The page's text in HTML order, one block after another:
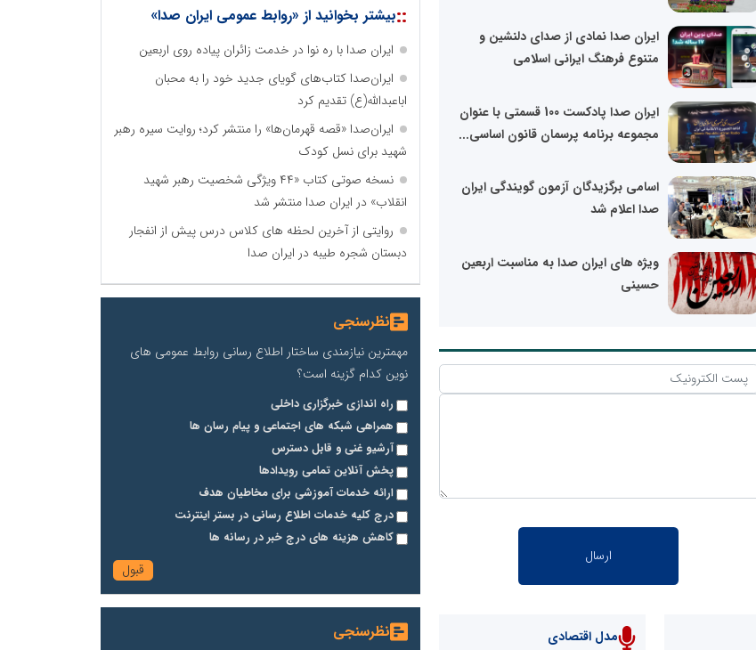
ایران صدا نمادی از صدای دلنشین و
متنوع فرهنگ ایرانی اسلامی
ایران صدا پادکست 100 قسمتی با عنوان
مجموعه برنامه پرسمان قانون اساسی...
اسامی برگزیدگان آزمون گویندگی ایران
صدا اعلام شد
ویژه های ایران صدا به مناسبت اربعین
حسینی
مدل اقتصادی
::بیشتر بخوانید از «روابط عمومی ایران صدا»
ایران صدا با ره نوا در خدمت زائران پیاده روی اربعین
ایران‌صدا کتاب‌های گویای جدید خود را به محبان
اباعبدالله(ع) تقدیم کرد
ایران‌صدا «قصه قهرمان‌ها» را منتشر کرد؛ روایت سیره رهبر
شهید برای نسل کودک
نسخه صوتی کتاب «۴۴ ویژگی شخصیت رهبر شهید
انقلاب» در ایران صدا منتشر شد
روایتی از آخرین لحظه های کلاس درس پیش از انفجار
دبستان شجره طیبه در ایران صدا
نظرسنجی
مهمترین نیازمندی ساختار اطلاع رسانی روابط عمومی های
نوین کدام گزینه است؟
راه اندازی خبرگزاری داخلی
همراهی شبکه های اجتماعی و پیام رسان ها
آرشیو غنی و قابل دسترس
پخش آنلاین تمامی رویدادها
ارائه خدمات آموزشی برای مخاطیان هدف
درج کلیه خدمات اطلاع رسانی در بستر اینترنت
کاهش هزینه های درج خبر در رسانه ها
نظرسنجی